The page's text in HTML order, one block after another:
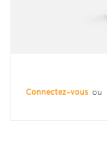
Connectez-vous ou